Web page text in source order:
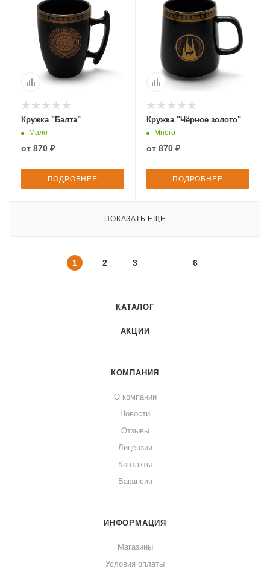
Кружка "Балта"
Мало
от 870 ₽
ПОДРОБНЕЕ
Кружка "Чёрное золото"
Много
от 870 ₽
ПОДРОБНЕЕ
ПОКАЗАТЬ ЕЩЕ
1 2 3 6
КАТАЛОГ
АКЦИИ
КОМПАНИЯ
О компании
Новости
Отзывы
Лицензии
Контакты
Вакансии
ИНФОРМАЦИЯ
Магазины
Условия оплаты